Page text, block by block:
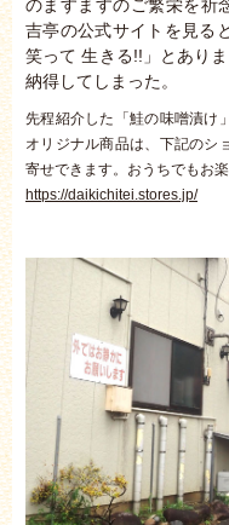
のますますのご繁栄を祈
吉亭の公式サイトを見る
笑って 生きる!!」とあり
納得してしまった。
先程紹介した「鮭の味噌漬け
オリジナル商品は、下記のシ
寄せできます。おうちでもお楽
https://daikichitei.stores.jp/